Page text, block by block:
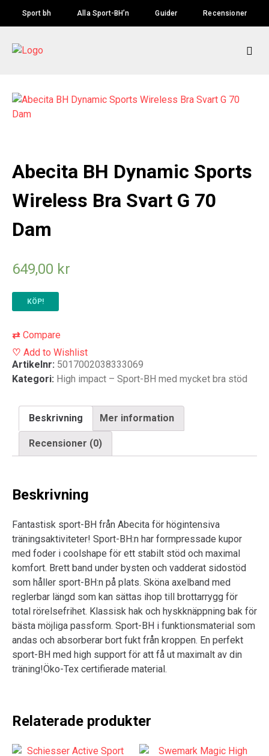
Sport bh Alla Sport-BH’n Guider Recensioner
Abecita BH Dynamic Sports
Wireless Bra Svart G 70
Dam
649,00 kr
KÖP!
⇄ Compare
♡ Add to Wishlist
Artikelnr: 5017002038333069
Kategori: High impact – Sport-BH med mycket bra stöd
Beskrivning Mer information
Recensioner (0)
Beskrivning
Fantastisk sport-BH från Abecita för högintensiva
träningsaktiviteter! Sport-BH:n har formpressade kupor
med foder i coolshape för ett stabilt stöd och maximal
komfort. Brett band under bysten och vadderat sidostöd
som håller sport-BH:n på plats. Sköna axelband med
reglerbar längd som kan sättas ihop till brottarrygg för
total rörelsefrihet. Klassisk hak och hyskknäppning bak för
bästa möjliga passform. Sport-BH i funktionsmaterial som
andas och absorberar bort fukt från kroppen. En perfekt
sport-BH med high support för att få ut maximalt av din
träning!Öko-Tex certifierade material.
Relaterade produkter